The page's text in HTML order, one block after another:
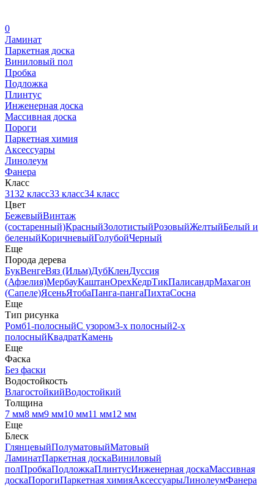
0
Ламинат
Паркетная доска
Виниловый пол
Пробка
Подложка
Плинтус
Инженерная доска
Массивная доска
Пороги
Паркетная химия
Аксессуары
Линолеум
Фанера
Класс
3132 класс33 класс34 класс
Цвет
БежевыйВинтаж
(состаренный)КрасныйЗолотистыйРозовыйЖелтыйБелый и
беленыйКоричневыйГолубойЧерный
Еще
Порода дерева
БукВенгеВяз (Ильм)ДубКленДуссия
(Афзелия)МербауКаштанОрехКедрТикПалисандрМахагон
(Сапеле)ЯсеньЯтобаПанга-пангаПихтаСосна
Еще
Тип рисунка
Ромб1-полосныйС узором3-х полосный2-х
полосныйКвадратКамень
Еще
Фаска
Без фаски
Водостойкость
ВлагостойкийВодостойкий
Толщина
7 мм8 мм9 мм10 мм11 мм12 мм
Еще
Блеск
ГлянцевыйПолуматовыйМатовый
ЛаминатПаркетная доскаВиниловый
полПробкаПодложкаПлинтусИнженерная доскаМассивная
доскаПорогиПаркетная химияАксессуарыЛинолеумФанера